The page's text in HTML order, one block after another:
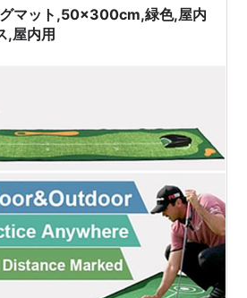
78.74 ''x 29.5…
マット,50x300cm,緑色,屋内
,屋内用